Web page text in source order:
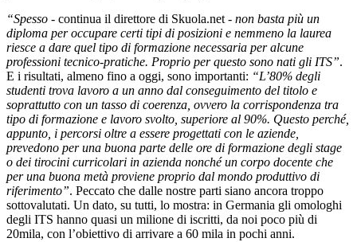
“Spesso - continua il direttore di Skuola.net - non basta più un
diploma per occupare certi tipi di posizioni e nemmeno la laurea
riesce a dare quel tipo di formazione necessaria per alcune
professioni tecnico-pratiche. Proprio per questo sono nati gli ITS”.
E i risultati, almeno fino a oggi, sono importanti: “L’80% degli
studenti trova lavoro a un anno dal conseguimento del titolo e
soprattutto con un tasso di coerenza, ovvero la corrispondenza tra
tipo di formazione e lavoro svolto, superiore al 90%. Questo perché,
appunto, i percorsi oltre a essere progettati con le aziende,
prevedono per una buona parte delle ore di formazione degli stage
o dei tirocini curricolari in azienda nonché un corpo docente che
per una buona metà proviene proprio dal mondo produttivo di
riferimento”. Peccato che dalle nostre parti siano ancora troppo
sottovalutati. Un dato, su tutti, lo mostra: in Germania gli omologhi
degli ITS hanno quasi un milione di iscritti, da noi poco più di
20mila, con l’obiettivo di arrivare a 60 mila in pochi anni.